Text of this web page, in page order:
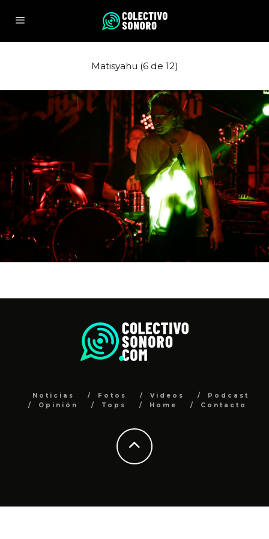
Matisyahu (6 de 12)
Noticias Fotos Videos
Podcast
Opinión
Tops Home Contacto